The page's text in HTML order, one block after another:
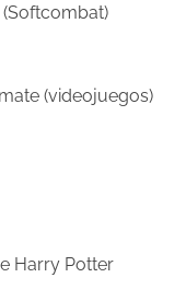
(videojuegos)
Harry Potter